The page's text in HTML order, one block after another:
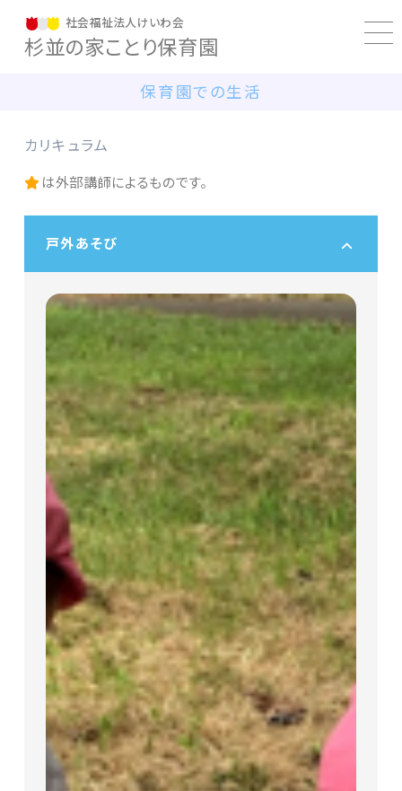
社会福祉法人けいわ会
杉並の家ことり保育園
保育園での生活
カリキュラム
は外部講師によるものです。
戸外あそび